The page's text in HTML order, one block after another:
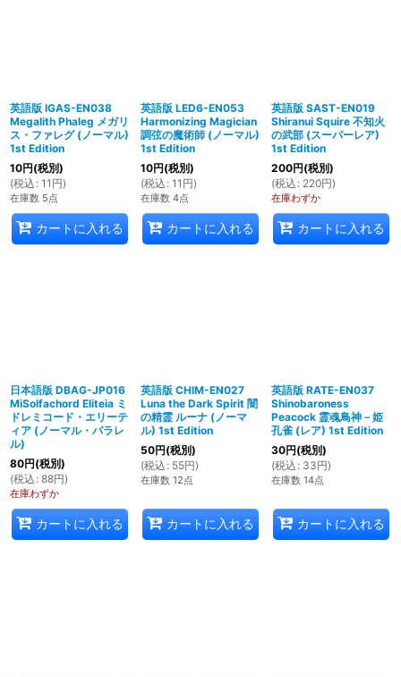
英語版 IGAS-EN038
Megalith Phaleg メガリ
ス・ファレグ (ノーマル)
1st Edition
10円(税別)
(税込 : 11 円)
在庫数 5点
カートに入れる
英語版 LED6-EN053
Harmonizing Magician
調弦の魔術師 (ノーマル)
1st Edition
10円(税別)
(税込 : 11 円)
在庫数 4点
カートに入れる
英語版 SAST-EN019
Shiranui Squire 不知火
の武部 (スーパーレア)
1st Edition
200円(税別)
(税込 : 220円)
在庫わずか
カートに入れる
日本語版 DBAG-JP016
MiSolfachord Eliteia ミ
ドレミコード・エリーテ
ィア (ノーマル・パラレ
ル)
80円(税別)
(税込 : 88円)
在庫わずか
カートに入れる
英語版 CHIM-EN027
Luna the Dark Spirit 闇
の精霊 ルーナ (ノーマ
ル) 1st Edition
50円(税別)
(税込 : 55円)
在庫数 12点
カートに入れる
英語版 RATE-EN037
Shinobaroness
Peacock 霊魂鳥神－姫
孔雀 (レア) 1st Edition
30円(税別)
(税込 : 33円)
在庫数 14点
カートに入れる